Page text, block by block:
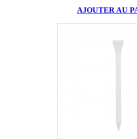
AJOUTER AU